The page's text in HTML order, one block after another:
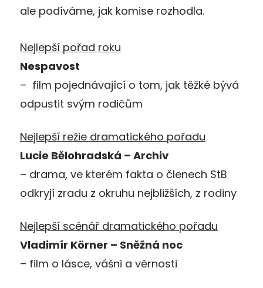
ale podíváme, jak komise rozhodla.
Nejlepší pořad roku
Nespavost
– film pojednávající o tom, jak těžké bývá
odpustit svým rodičům
Nejlepší režie dramatického pořadu
Lucie Bělohradská – Archiv
– drama, ve kterém fakta o členech StB
odkryjí zradu z okruhu nejbližších, z rodiny
Nejlepší scénář dramatického pořadu
Vladimír Körner – Sněžná noc
– film o lásce, vášni a věrnosti